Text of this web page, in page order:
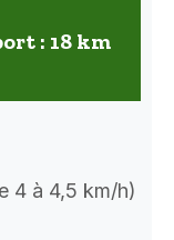
: 18 km
4 à 4,5 km/h)